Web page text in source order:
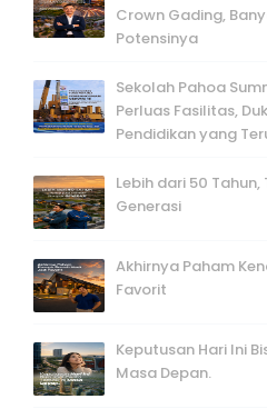
Crown Gading,
Potensinya
Sekolah Pahoa
Perluas Fasilitas,
Pendidikan yang
Lebih dari 50
Generasi
Akhirnya Paham
Favorit
Keputusan Hari Ini
Masa Depan.